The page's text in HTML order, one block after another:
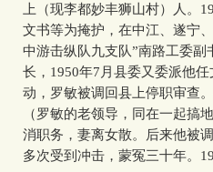
上（现李都妙丰狮山村）人。
文书等为掩护，在中江、遂宁
中游击纵队九支队”南路工委
长，1950年7月县委又委派他
动，罗敏被调回县上停职审查
（罗敏的老领导，同在一起搞
消职务，妻离女散。后来他被
多次受到冲击，蒙冤三十年。